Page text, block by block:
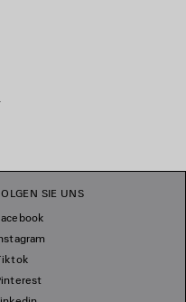
SIE UNS